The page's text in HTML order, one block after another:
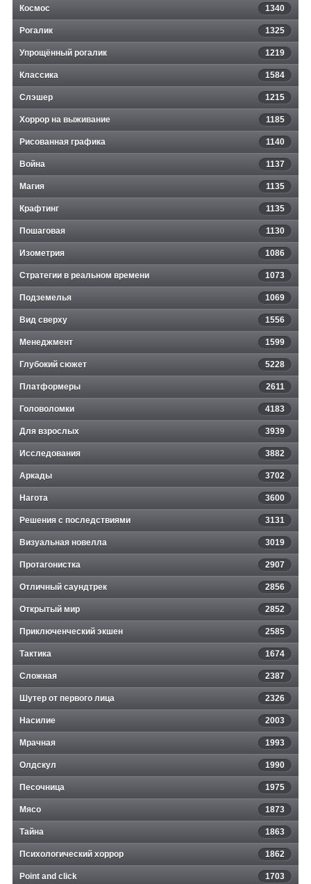
Космос 1340
Рогалик 1325
Упрощённый рогалик 1219
Классика 1584
Слэшер 1215
Хоррор на выживание 1185
Рисованная графика 1140
Война 1137
Магия 1135
Крафтинг 1135
Пошаговая 1130
Изометрия 1086
Стратегии в реальном времени 1073
Подземелья 1069
Вид сверху 1556
Менеджмент 1599
Глубокий сюжет 5228
Платформеры 2611
Головоломки 4183
Для взрослых 3939
Исследования 3882
Аркады 3702
Нагота 3600
Решения с последствиями 3131
Визуальная новелла 3019
Протагонистка 2907
Отличный саундтрек 2856
Открытый мир 2852
Приключенческий экшен 2585
Тактика 1674
Сложная 2387
Шутер от первого лица 2326
Насилие 2003
Мрачная 1993
Олдскул 1990
Песочница 1975
Мясо 1873
Тайна 1863
Психологический хоррор 1862
Point and click 1703